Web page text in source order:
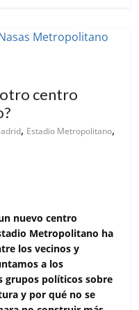
centro
, Estadio Metropolitano,
nuevo centro
Metropolitano ha
los vecinos y
a los
grupos políticos sobre
y por qué no se